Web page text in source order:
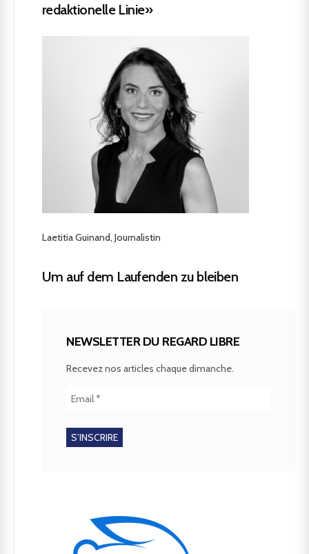
redaktionelle Linie»
Laetitia Guinand, Journalistin
Um auf dem Laufenden zu bleiben
NEWSLETTER DU REGARD LIBRE
Recevez nos articles chaque dimanche.